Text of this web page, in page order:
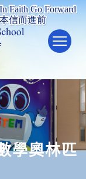
學奧林匹